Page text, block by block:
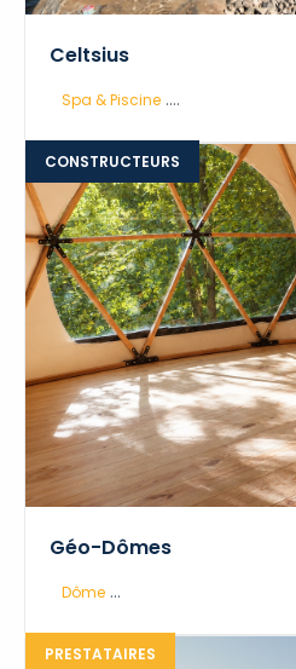
Celtsius
Spa & Piscine ....
CONSTRUCTEURS
Géo-Dômes
Dôme ...
PRESTATAIRES